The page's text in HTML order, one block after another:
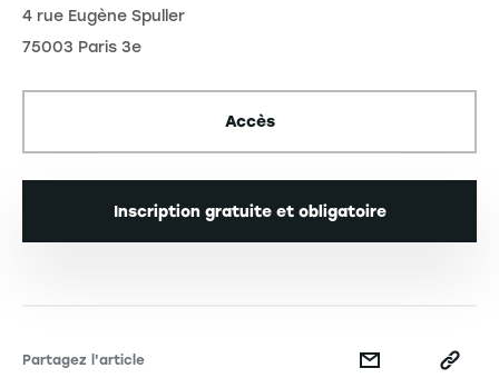
4 rue Eugène Spuller
75003 Paris 3e
Accès
Inscription gratuite et obligatoire
Partagez l'article